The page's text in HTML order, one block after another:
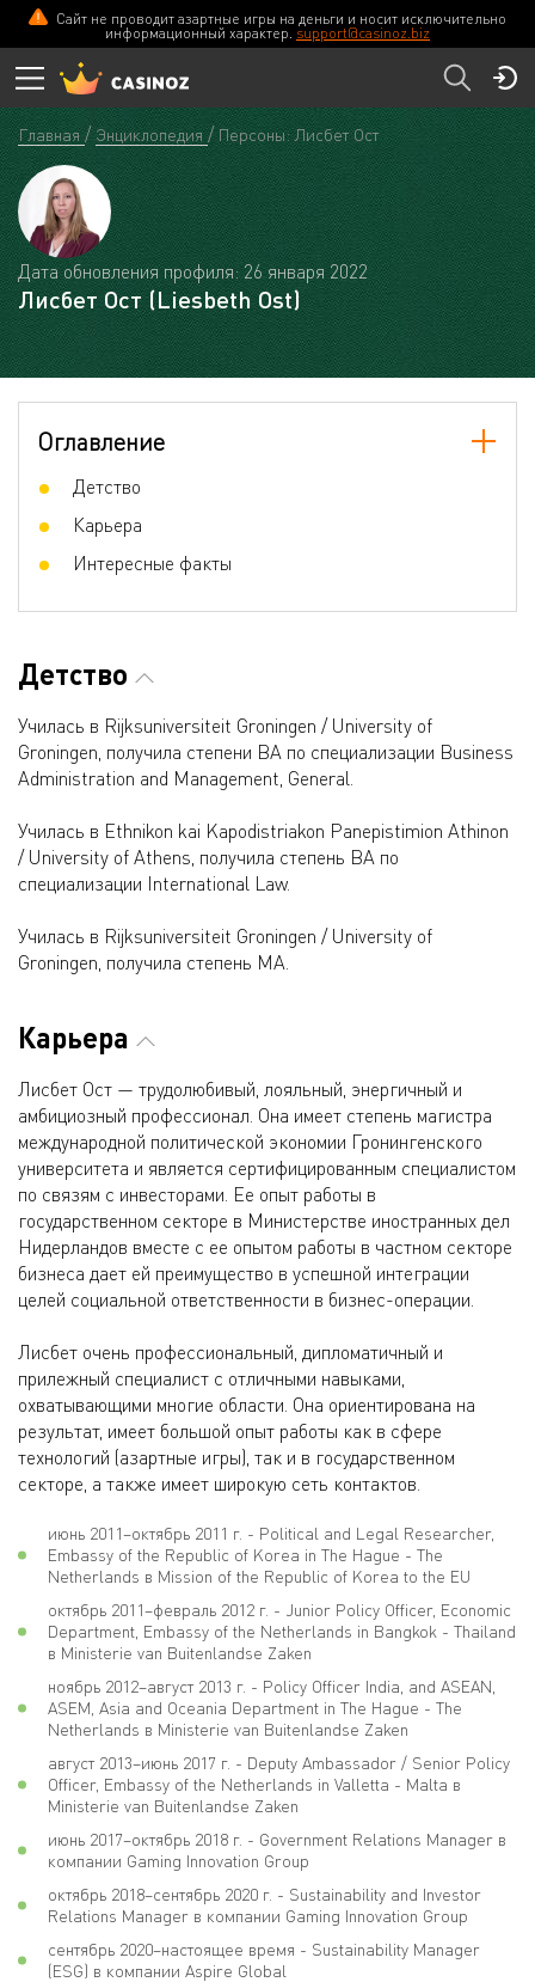
Сайт не проводит азартные игры на деньги и носит исключительно
информационный характер. support@casinoz.biz
Главная Энциклопедия Персоны: Лисбет Ост
Дата обновления профиля: 26 января 2022
Лисбет Ост (Liesbeth Ost)
Оглавление
Детство
Карьера
Интересные факты
Детство
Училась в Rijksuniversiteit Groningen / University of
Groningen, получила степени BA по специализации Business
Administration and Management, General.
Училась в Ethnikon kai Kapodistriakon Panepistimion Athinon
/ University of Athens, получила степень BA по
специализации International Law.
Училась в Rijksuniversiteit Groningen / University of
Groningen, получила степень MA.
Карьера
Лисбет Ост — трудолюбивый, лояльный, энергичный и
амбициозный профессионал. Она имеет степень магистра
международной политической экономии Гронингенского
университета и является сертифицированным специалистом
по связям с инвесторами. Ее опыт работы в
государственном секторе в Министерстве иностранных дел
Нидерландов вместе с ее опытом работы в частном секторе
бизнеса дает ей преимущество в успешной интеграции
целей социальной ответственности в бизнес-операции.
Лисбет очень профессиональный, дипломатичный и
прилежный специалист с отличными навыками,
охватывающими многие области. Она ориентирована на
результат, имеет большой опыт работы как в сфере
технологий (азартные игры), так и в государственном
секторе, а также имеет широкую сеть контактов.
июнь 2011–октябрь 2011 г. - Political and Legal Researcher,
Embassy of the Republic of Korea in The Hague - The
Netherlands в Mission of the Republic of Korea to the EU
октябрь 2011–февраль 2012 г. - Junior Policy Officer, Economic
Department, Embassy of the Netherlands in Bangkok - Thailand
в Ministerie van Buitenlandse Zaken
ноябрь 2012–август 2013 г. - Policy Officer India, and ASEAN,
ASEM, Asia and Oceania Department in The Hague - The
Netherlands в Ministerie van Buitenlandse Zaken
август 2013–июнь 2017 г. - Deputy Ambassador / Senior Policy
Officer, Embassy of the Netherlands in Valletta - Malta в
Ministerie van Buitenlandse Zaken
июнь 2017–октябрь 2018 г. - Government Relations Manager в
компании Gaming Innovation Group
октябрь 2018–сентябрь 2020 г. - Sustainability and Investor
Relations Manager в компании Gaming Innovation Group
сентябрь 2020–настоящее время - Sustainability Manager
(ESG) в компании Aspire Global